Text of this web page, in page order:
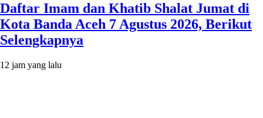
Daftar Imam dan Khatib Shalat Jumat di
Kota Banda Aceh 7 Agustus 2026, Berikut
Selengkapnya
12 jam yang lalu